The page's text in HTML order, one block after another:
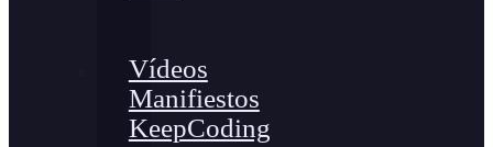
Vídeos
Manifiestos
KeepCoding